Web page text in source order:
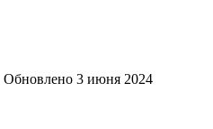
Обновлено 3 июня 2024